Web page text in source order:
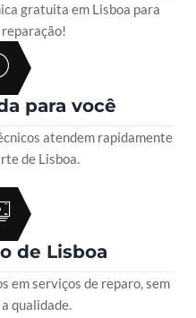
gratuita em Lisboa para
para você
atendem rapidamente
de Lisboa.
de Lisboa
em serviços de reparo, sem
qualidade.